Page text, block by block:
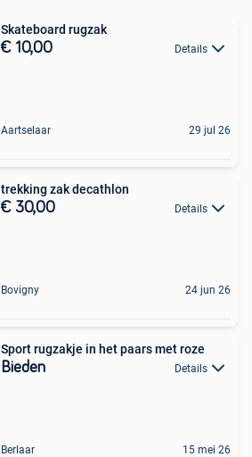
Skateboard rugzak
€ 10,00 Details
Aartselaar 29 jul 26
trekking zak decathlon
€ 30,00 Details
Bovigny 24 jun 26
Sport rugzakje in het paars met roze
Bieden Details
Berlaar 15 mei 26